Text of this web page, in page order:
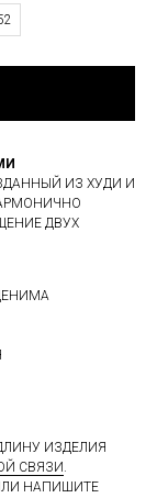
ИЗ ХУДИ И
ДВУХ
ИЗДЕЛИЯ
СВЯЗИ.
НАПИШИТЕ